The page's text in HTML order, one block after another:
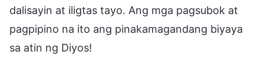
dalisayin at iligtas tayo. Ang mga pagsubok at
pagpipino na ito ang pinakamagandang biyaya
sa atin ng Diyos!